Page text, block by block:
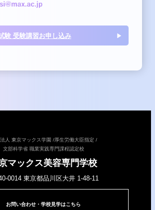
験 受験講習お申し込み
人 東京マックス学園 /厚生労働大臣指定 /
文部科学省 職業実践専門課程認定校
マックス美容専門学校
0014 東京都品川区大井 1-48-11
お問い合わせ・学校見学はこちら